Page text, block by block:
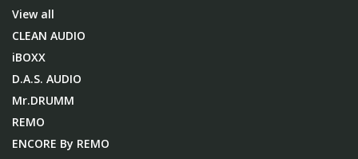
View all
CLEAN AUDIO
iBOXX
D.A.S. AUDIO
Mr.DRUMM
REMO
ENCORE By REMO